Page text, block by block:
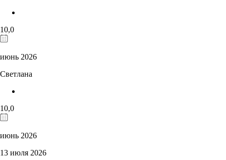
10,0
июнь 2026
Светлана
10,0
июнь 2026
13 июля 2026